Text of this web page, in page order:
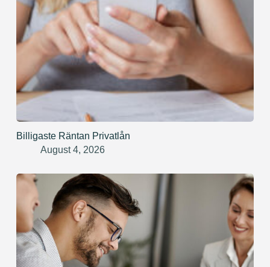
Billigaste Räntan Privatlån
August 4, 2026